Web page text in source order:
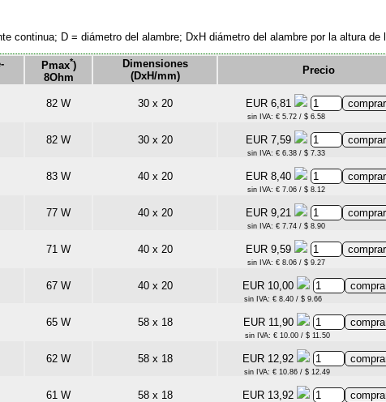
continua; D = diámetro del alambre; DxH diámetro del alambre por la altura de
Pmax*)
8Ohm
Dimensiones
(DxH/mm)
Precio
82 W 30 x 20 EUR 6,81
sin IVA: € 5.72 / $ 6.58
82 W 30 x 20 EUR 7,59
sin IVA: € 6.38 / $ 7.33
83 W 40 x 20 EUR 8,40
sin IVA: € 7.06 / $ 8.12
77 W 40 x 20 EUR 9,21
sin IVA: € 7.74 / $ 8.90
71 W 40 x 20 EUR 9,59
sin IVA: € 8.06 / $ 9.27
67 W 40 x 20 EUR 10,00
sin IVA: € 8.40 / $ 9.66
65 W 58 x 18 EUR 11,90
sin IVA: € 10.00 / $ 11.50
62 W 58 x 18 EUR 12,92
sin IVA: € 10.86 / $ 12.49
61 W 58 x 18 EUR 13,92